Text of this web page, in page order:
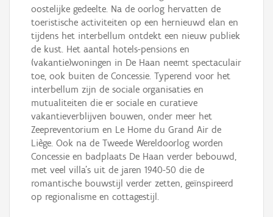
oostelijke gedeelte. Na de oorlog hervatten de
toeristische activiteiten op een hernieuwd elan en
tijdens het interbellum ontdekt een nieuw publiek
de kust. Het aantal hotels-pensions en
(vakantie)woningen in De Haan neemt spectaculair
toe, ook buiten de Concessie. Typerend voor het
interbellum zijn de sociale organisaties en
mutualiteiten die er sociale en curatieve
vakantieverblijven bouwen, onder meer het
Zeepreventorium en Le Home du Grand Air de
Liège. Ook na de Tweede Wereldoorlog worden
Concessie en badplaats De Haan verder bebouwd,
met veel villa’s uit de jaren 1940-50 die de
romantische bouwstijl verder zetten, geïnspireerd
op regionalisme en cottagestijl.